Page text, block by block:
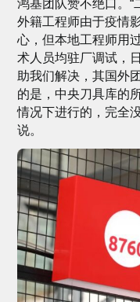
外籍工程师由于疫情
心，但本地工程师用
术人员均驻厂调试，
助我们解决，其国外
的是，中央刀具库的
情况下进行的，完全
说。